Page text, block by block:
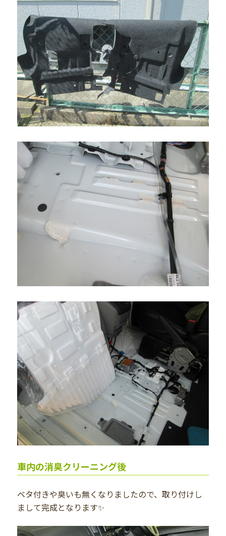
車内の消臭クリーニング後
ベタ付きや臭いも無くなりましたので、取り付けし
まして完成となります✨